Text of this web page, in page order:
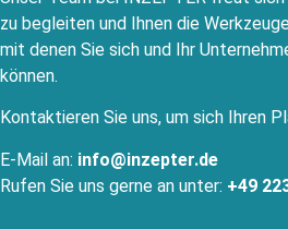
zu begleiten und Ihnen die
mit denen Sie sich und Ihr
können.
Kontaktieren Sie uns, um sich Ihren
E-Mail an: info@inzepter.de
Rufen Sie uns gerne an unter: +49